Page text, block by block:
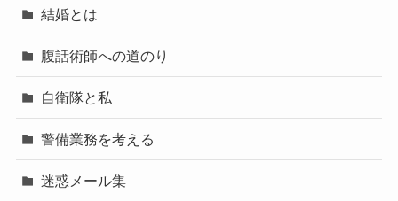
結婚とは
腹話術師への道のり
自衛隊と私
警備業務を考える
迷惑メール集